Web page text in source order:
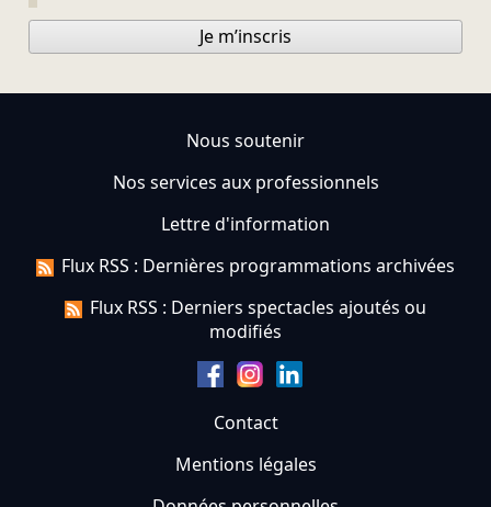
Je m’inscris
Nous soutenir
Nos services aux professionnels
Lettre d'information
Flux RSS : Dernières programmations archivées
Flux RSS : Derniers spectacles ajoutés ou
modifiés
Contact
Mentions légales